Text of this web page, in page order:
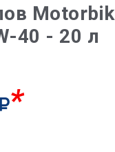
40 - 20 л
*